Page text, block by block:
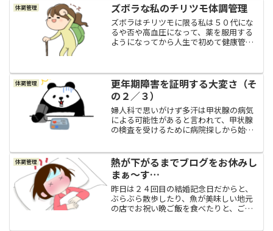
膚の痒み（人工蕁麻疹）が出るようにな
って、それ以来、通年でア...
体調管理 ズボラな私のチリツモ体調管理
ズボラはチリツモに限る私は５０代にな
るや否や高血圧になって、薬を服用する
ようになってから人生で初めて健康管理
じですね（＾＾；そして、急に「高血圧
ですよ～」と言われたとこ...
体調管理
更年期障害を証明する大変さ（そ
の２／３）
婦人科で思いがけず多汗は甲状腺の病気
による可能性があると言われて、甲状腺
の検査を受けるために病院探しから始め
でどんな症状があるのかとか、どこで診
察してもらえばいいんだろ...
体調管理
熱が下がるまでブログをお休みし
まぁ～す…
昨日は２４回目の結婚記念日だからと、
ぶらぶら散歩したり、魚が美味しい地元
の店でお祝い晩ご飯を食べたりと、ご機